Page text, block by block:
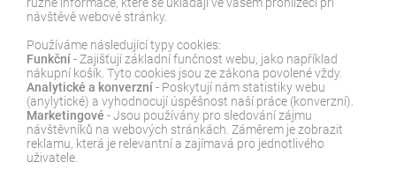
návštěvě webové stránky.
Používáme následující typy cookies:
Funkční- Zajišťují základní funčnost webu, jako například
nákupní košík. Tyto cookies jsou ze zákona povolené vždy.
Analytické a konverzní- Poskytují nám statistiky webu
(anylytické) a vyhodnocují úspěšnost naší práce (konverzní).
Marketingové - Jsou používány pro sledování zájmu
návštěvníků na webových stránkách. Záměrem je zobrazit
reklamu, která je relevantní a zajímavá pro jednotlivého
uživatele.
Přihlásit
Zapomenuté heslo
Registrace
Zapomenuté heslo